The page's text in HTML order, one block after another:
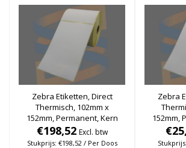
Zebra Etiketten, Direct
Thermisch, 102mm x
152mm, Permanent, Kern
25mm, rol à 475 stuks (Per
doos)
€198,52 Excl. btw
Stukprijs: €198,52 / Per Doos
Zebra
152mm,